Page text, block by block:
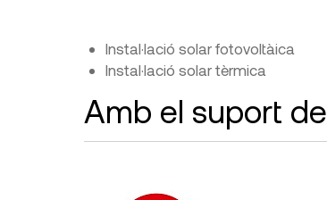
Instal·lació solar fotovoltàica
Instal·lació solar tèrmica
Amb el suport de